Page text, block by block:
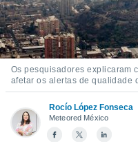
botão
ao
a
todos os
ou
o
CONFIGURAÇÕES
Os pesquisadores explicaram
afetar os alertas de qualidade
Rocío López Fonseca
Meteored México